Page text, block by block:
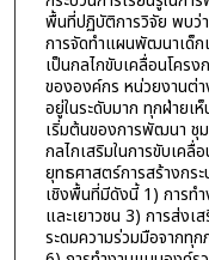
พื้นที่ปฏิบัติการวิจัย พบว่
การจัดทำแผนพัฒนาเด็ก
เป็นกลไกขับเคลื่อนโคร
ขององค์กร หน่วยงานต่
อยู่ในระดับมาก ทุกฝ่ายเ
เริ่มต้นของการพัฒนา ชุ
กลไกเสริมในการขับเคลื่
ยุทธศาสตร์การสร้างกร
เชิงพื้นที่มีดังนี้ 1) การท
และเยาวชน 3) การส่งเ
ระดมความร่วมมือจากทุ